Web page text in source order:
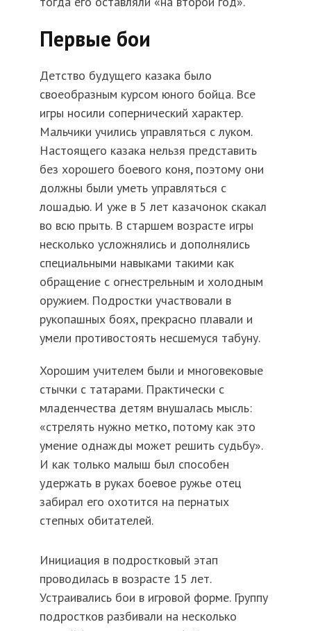
Первые бои
Детство будущего казака было
своеобразным курсом юного бойца. Все
игры носили сопернический характер.
Мальчики учились управляться с луком.
Настоящего казака нельзя представить
без хорошего боевого коня, поэтому они
должны были уметь управляться с
лошадью. И уже в 5 лет казачонок скакал
во всю прыть. В старшем возрасте игры
несколько усложнялись и дополнялись
специальными навыками такими как
обращение с огнестрельным и холодным
оружием. Подростки участвовали в
рукопашных боях, прекрасно плавали и
умели противостоять несшемуся табуну.
Хорошим учителем были и многовековые
стычки с татарами. Практически с
младенчества детям внушалась мысль:
«стрелять нужно метко, потому как это
умение однажды может решить судьбу».
И как только малыш был способен
удержать в руках боевое ружье отец
забирал его охотится на пернатых
степных обитателей.
Инициация в подростковый этап
проводилась в возрасте 15 лет.
Устраивались бои в игровой форме. Группу
подростков разбивали на несколько